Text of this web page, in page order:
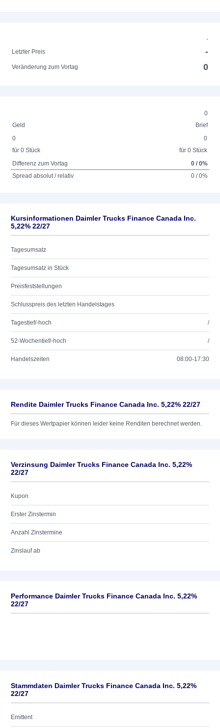
-
Letzter Preis
-
Veränderung zum Vortag 0
0
Geld
Brief
0
für 0 Stück
0
für 0 Stück
Differenz zum Vortag
0 / 0%
Spread absolut / relativ
0 / 0%
Kursinformationen Daimler Trucks Finance Canada Inc.
5,22% 22/27
Tagesumsatz
Tagesumsatz in Stück
Preisfeststellungen
Schlusspreis des letzten Handelstages
Tagestief/-hoch /
52-Wochentief/-hoch /
Handelszeiten 08:00-17:30
Rendite Daimler Trucks Finance Canada Inc. 5,22% 22/27
Für dieses Wertpapier können leider keine Renditen berechnet werden.
Verzinsung Daimler Trucks Finance Canada Inc. 5,22%
22/27
Kupon
Erster Zinstermin
Anzahl Zinstermine
Zinslauf ab
Performance Daimler Trucks Finance Canada Inc. 5,22%
22/27
Stammdaten Daimler Trucks Finance Canada Inc. 5,22%
22/27
Emittent